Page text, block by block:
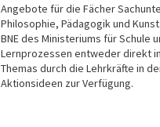
Angebote für die Fächer
Philosophie, Pädagogik und
BNE des Ministeriums für Schule
Lernprozessen entweder direkt
Themas durch die Lehrkräfte in
Aktionsideen zur Verfügung.